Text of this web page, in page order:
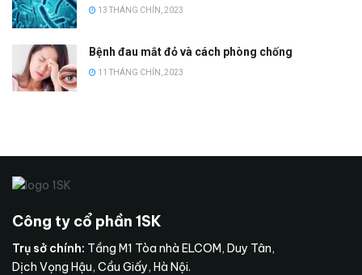
13 THÁNG CHÍN, 2023
Bệnh đau mắt đỏ và cách phòng chống
11 THÁNG CHÍN, 2023
Công ty cổ phần 1SK
Trụ sở chính: Tầng M1 Tòa nhà ELCOM, Duy Tân,
Dịch Vọng Hậu, Cầu Giấy, Hà Nội.